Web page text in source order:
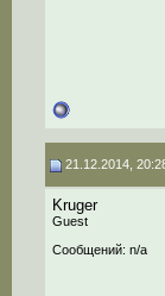
21.12.2014,
Kruger
Guest
Сообщений: n/a